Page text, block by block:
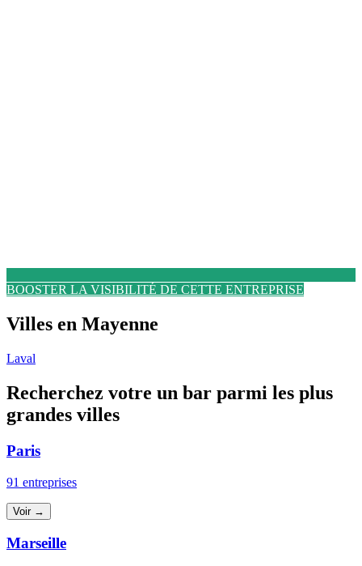
BOOSTER LA VISIBILITÉ DE CETTE ENTREPRISE
Villes en Mayenne
Laval
Recherchez votre un bar parmi les plus
grandes villes
Paris
91 entreprises
Voir →
Marseille